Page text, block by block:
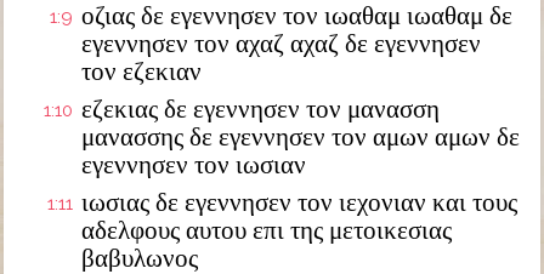
1:9 οζιας δε εγεννησεν τον ιωαθαμ ιωαθαμ δε
εγεννησεν τον αχαζ αχαζ δε εγεννησεν
τον εζεκιαν
1:10 εζεκιας δε εγεννησεν τον μανασση
μανασσης δε εγεννησεν τον αμων αμων δε
εγεννησεν τον ιωσιαν
1:11 ιωσιας δε εγεννησεν τον ιεχονιαν και τους
αδελφους αυτου επι της μετοικεσιας
βαβυλωνος